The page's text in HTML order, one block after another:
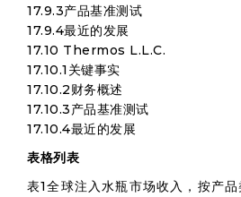
17.9.3产品基准测试
17.9.4最近的发展
17.10 Thermos L.L.C.
17.10.1关键事实
17.10.2财务概述
17.10.3产品基准测试
17.10.4最近的发展
表格列表
表1全球注入水瓶市场收入，按产